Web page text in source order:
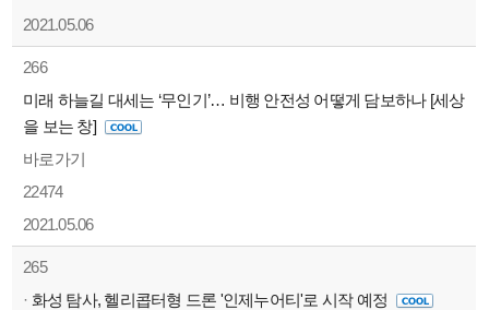
2021.05.06
266
미래 하늘길 대세는 ‘무인기’… 비행 안전성 어떻게 담보하나 [세상
을 보는 창]
바로가기
22474
2021.05.06
265
· 화성 탐사, 헬리콥터형 드론 '인제누어티'로 시작 예정